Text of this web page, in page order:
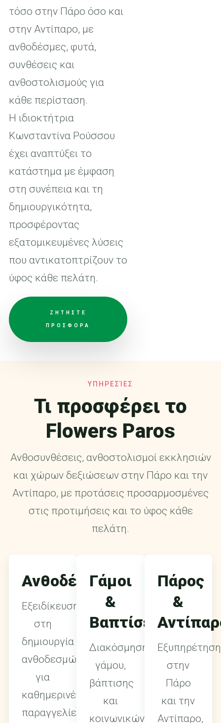
τόσο στην Πάρο όσο και
στην Αντίπαρο, με
ανθοδέσμες, φυτά,
συνθέσεις και
ανθοστολισμούς για
κάθε περίσταση.
Η ιδιοκτήτρια
Κωνσταντίνα Ρούσσου
έχει αναπτύξει το
κατάστημα με έμφαση
στη συνέπεια και τη
δημιουργικότητα,
προσφέροντας
εξατομικευμένες λύσεις
που αντικατοπτρίζουν το
ύφος κάθε πελάτη.
ΖΗΤΗΣΤΕ
ΠΡΟΣΦΟΡΑ
ΥΠΗΡΕΣΊΕΣ
Τι προσφέρει το
Flowers Paros
Ανθοσυνθέσεις, ανθοστολισμοί εκκλησιών
και χώρων δεξιώσεων στην Πάρο και την
Αντίπαρο, με προτάσεις προσαρμοσμένες
στις προτιμήσεις και το ύφος κάθε
πελάτη.
Ανθοδέσμες
Εξειδίκευση
στη
δημιουργία
ανθοδεσμών
για
καθημερινές
παραγγελίες,
Γάμοι
&
Βαπτίσεις
Διακόσμηση
γάμου,
βάπτισης
και
κοινωνικών
Πάρος
&
Εξυπηρέτηση
στην
Πάρο
και την
Αντίπαρο,